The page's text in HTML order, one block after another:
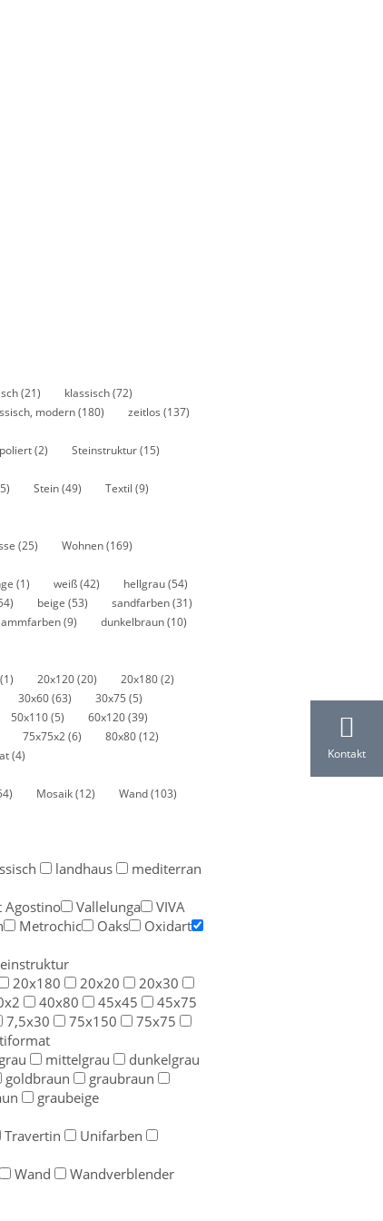
(21) klassisch(72)
modern(180) zeitlos (137)
poliert(2) Steinstruktur(15)
Stein(49) Textil (9)
(25) Wohnen(169)
(1) weiß(42) hellgrau(54)
beige (53) sandfarben(31)
(9) dunkelbraun(10)
(1) 20x120(20) 20x180(2)
30x60(63) 30x75 (5)
50x110(5) 60x120(39)
75x75x2(6) 80x80(12)
(4)
Mosaik(12) Wand(103)
landhaus
mediterran
Agostino Vallelunga
VIVA
Metrochic Oaks
Oxidart
20x180 20x20
20x30
40x80 45x45
45x75
7,5x30 75x150
75x75
mittelgrau
dunkelgrau
goldbraun
graubraun
graubeige
Travertin
Unifarben
Wand
Wandverblender
Kontakt